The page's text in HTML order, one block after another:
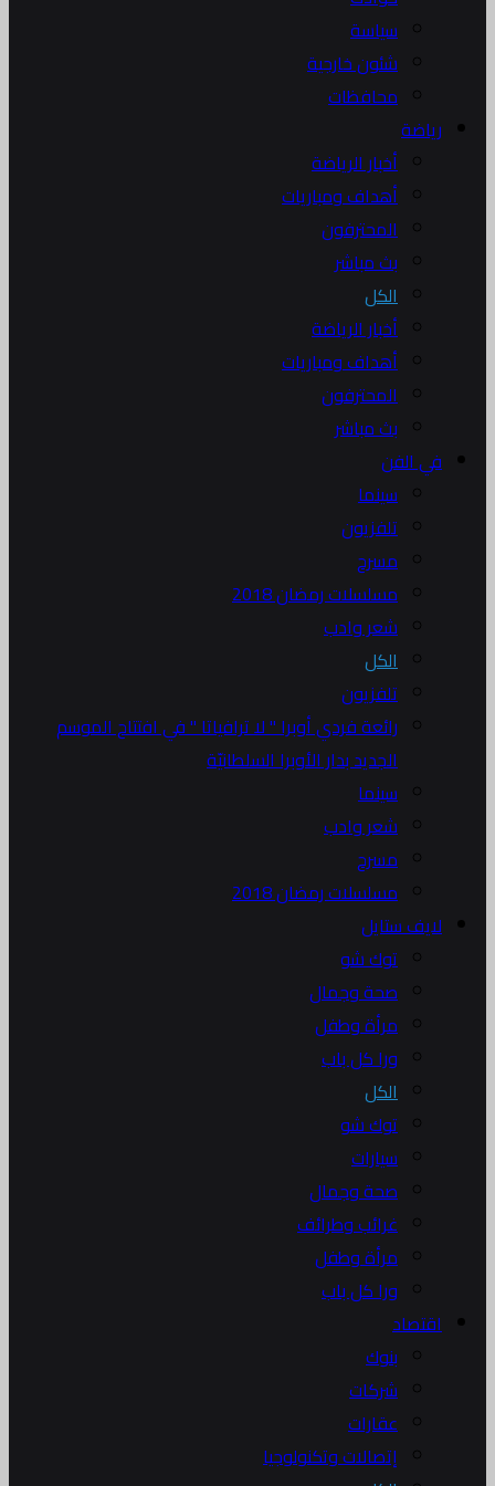
سياسة
شئون خارجية
محافظات
رياضة
أخبار الرياضة
أهداف ومباريات
المحترفون
بث مباشر
الكل
أخبار الرياضة
أهداف ومباريات
المحترفون
بث مباشر
في الفن
سينما
تلفزيون
مسرح
مسلسلات رمضان 2018
شعر وادب
الكل
تلفزيون
رائعة فردي أوبرا " لا ترافياتا " في افتتاح الموسم
الجديد بدار الأوبرا السلطانيّة
سينما
شعر وادب
مسرح
مسلسلات رمضان 2018
لايف ستايل
توك شو
صحة وجمال
مرأة وطفل
ورا كل باب
الكل
توك شو
سيارات
صحة وجمال
غرائب وطرائف
مرأة وطفل
ورا كل باب
اقتصاد
بنوك
شركات
عقارات
إتصالات وتكنولوجيا